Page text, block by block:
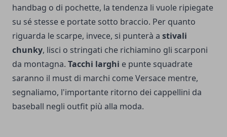
handbag o di pochette, la tendenza li vuole ripiegate
su sé stesse e portate sotto braccio. Per quanto
riguarda le scarpe, invece, si punterà a stivali
chunky, lisci o stringati che richiamino gli scarponi
da montagna. Tacchi larghi e punte squadrate
saranno il must di marchi come Versace mentre,
segnaliamo, l'importante ritorno dei cappellini da
baseball negli outfit più alla moda.